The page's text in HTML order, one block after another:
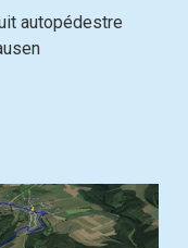
autopédestre